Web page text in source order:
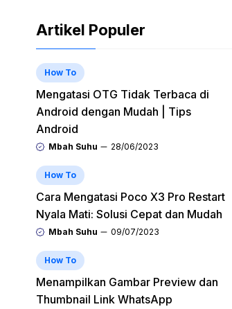
Artikel Populer
How To
Mengatasi OTG Tidak Terbaca di
Android dengan Mudah | Tips
Android
Mbah Suhu 28/06/2023
How To
Cara Mengatasi Poco X3 Pro Restart
Nyala Mati: Solusi Cepat dan Mudah
Mbah Suhu 09/07/2023
How To
Menampilkan Gambar Preview dan
Thumbnail Link WhatsApp